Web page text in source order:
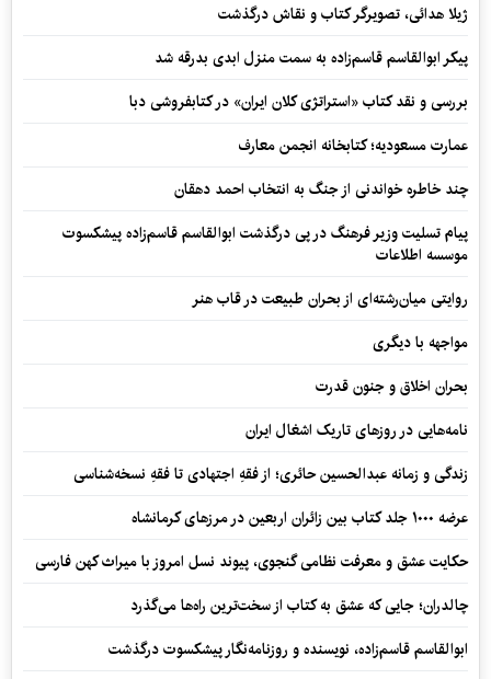
ژیلا هدائی، تصویرگر کتاب و نقاش درگذشت
پیکر ابوالقاسم قاسم‌زاده به سمت منزل ابدی بدرقه شد
بررسی و نقد کتاب «استراتژی کلان ایران» در کتابفروشی دبا
عمارت مسعودیه؛ کتابخانه انجمن معارف
چند خاطره خواندنی از جنگ به انتخاب احمد دهقان
پیام تسلیت وزیر فرهنگ در پی درگذشت ابوالقاسم قاسم‌زاده پیشکسوت
موسسه اطلاعات
روایتی میان‌رشته‌ای از بحران طبیعت در قاب هنر
مواجهه با دیگری
بحران اخلاق و جنون قدرت
نامه‌هایی در روزهای تاریک اشغال ایران
زندگی و زمانه عبدالحسین حائری؛ از فقهِ اجتهادی تا فقهِ نسخه‌شناسی
عرضه ۱۰۰۰ جلد کتاب بین زائران اربعین در مرزهای کرمانشاه
حکایت عشق و معرفت نظامی گنجوی، پیوند نسل امروز با میراث کهن فارسی
چالدران؛ جایی که عشق به کتاب از سخت‌ترین راه‌ها می‌گذرد
ابوالقاسم قاسم‌زاده، نویسنده و روزنامه‌نگار پیشکسوت درگذشت